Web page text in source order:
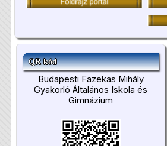
QR kód
Budapesti Fazekas Mihály
Gyakorló Általános Iskola és
Gimnázium